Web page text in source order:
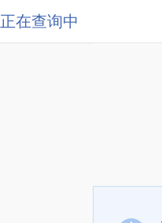
正在查询中